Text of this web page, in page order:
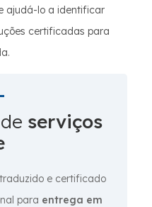
ajudá-lo a identificar
certificadas para
serviços
e certificado
para entrega em